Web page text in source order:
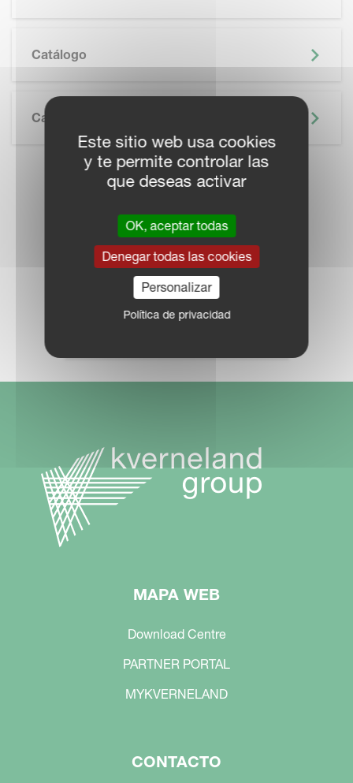
Catálogo
Características Técnicas
LOCALICE UN
DISTRIBUIDOR
RED COMERCIAL
MAPA WEB
Download Centre
PARTNER PORTAL
MYKVERNELAND
CONTACTO
Este sitio web usa cookies
y te permite controlar las
que deseas activar
OK, aceptar todas
Denegar todas las cookies
Personalizar
Política de privacidad